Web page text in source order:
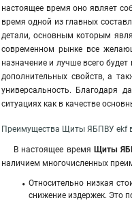
настоящее время оно являет
время одной из главных
детали, основным которым
современном рынке все
назначение и лучше всего
дополнительных свойств, а
универсальность. Благодаря
ситуациях как в качестве
Преимущества Щиты ЯБПВУ ekf
В настоящее время Щиты
наличием многочисленных
Относительно низкая
снижение издержек. Это